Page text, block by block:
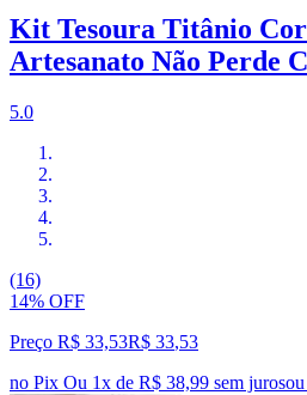
Kit Tesoura Titânio
Artesanato Não Perde
5.0
(16)
14% OFF
Preço R$ 33,53R$ 33,53
no Pix Ou 1x de R$ 38,99 sem jurosou